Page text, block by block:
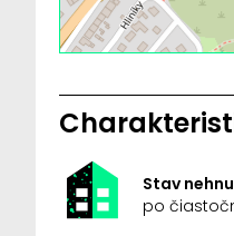
Stav
po